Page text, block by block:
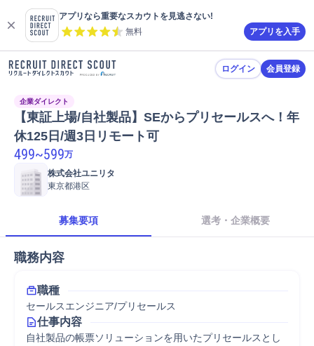
アプリなら重要なスカウトを見逃さない!
無料
アプリを入手
ログイン 会員登録
企業ダイレクト
【東証上場/自社製品】SEからプリセールスへ！年
休125日/週3日リモート可
499~599万
株式会社ユニリタ
東京都港区
募集要項 選考・企業概要
職務内容
職種
セールスエンジニア/プリセールス
仕事内容
自社製品の帳票ソリューションを用いたプリセールスとし